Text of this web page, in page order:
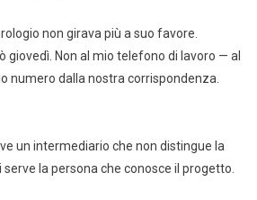
non girava più a suo favore.
giovedì. Non al mio telefono di lavoro — al
numero dalla nostra corrispondenza.
un intermediario che non distingue la
serve la persona che conosce il progetto.